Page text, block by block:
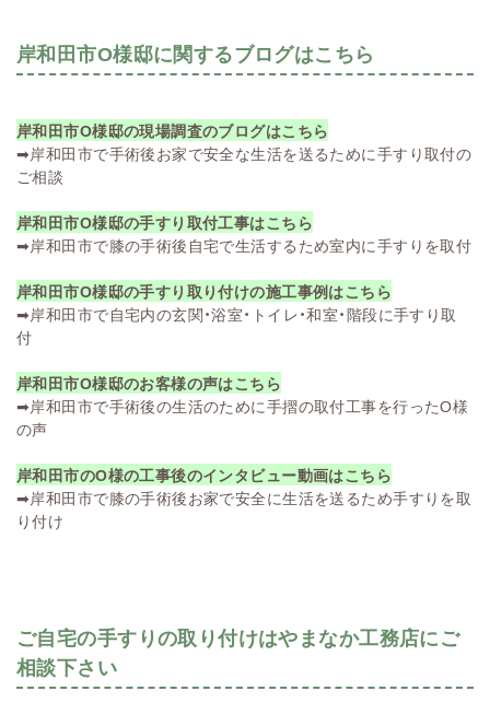
岸和田市O様邸に関するブログはこちら
岸和田市O様邸の現場調査のブログはこちら
➡岸和田市で手術後お家で安全な生活を送るために手すり取付の
ご相談
岸和田市O様邸の手すり取付工事はこちら
➡岸和田市で膝の手術後自宅で生活するため室内に手すりを取付
岸和田市O様邸の手すり取り付けの施工事例はこちら
➡岸和田市で自宅内の玄関・浴室・トイレ・和室・階段に手すり取
付
岸和田市O様邸のお客様の声はこちら
➡岸和田市で手術後の生活のために手摺の取付工事を行ったO様
の声
岸和田市のO様の工事後のインタビュー動画はこちら
➡岸和田市で膝の手術後お家で安全に生活を送るため手すりを取
り付け
ご自宅の手すりの取り付けはやまなか工務店にご
相談下さい